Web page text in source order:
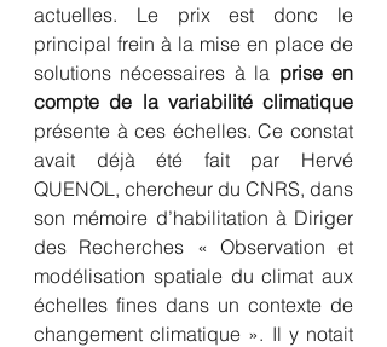
actuelles. Le prix est donc le
principal frein à la mise en place de
solutions nécessaires à la prise en
compte de la variabilité climatique
présente à ces échelles. Ce constat
avait déjà été fait par Hervé
QUENOL, chercheur du CNRS, dans
son mémoire d’habilitation à Diriger
des Recherches « Observation et
modélisation spatiale du climat aux
échelles fines dans un contexte de
changement climatique ». Il y notait